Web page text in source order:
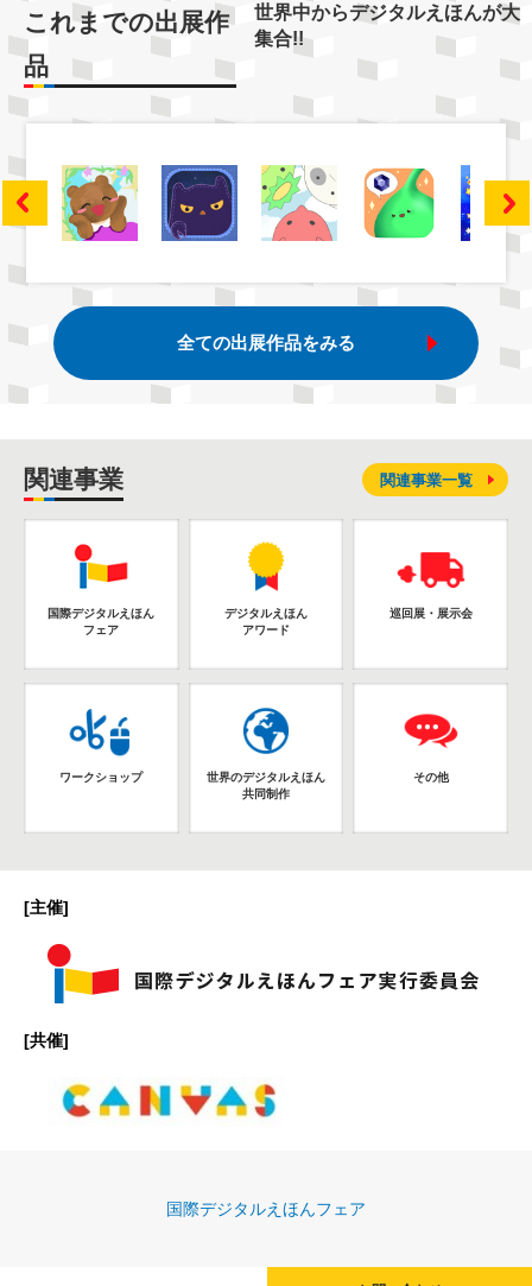
これまでの出展作
品
世界中からデジタルえほんが大
集合!!
全ての出展作品をみる
関連事業
国際デジタルえほん
フェア
デジタルえほん
アワード
巡回展・展示会
ワークショップ
世界のデジタルえほん
共同制作
その他
関連事業一覧
[主催]
[共催]
国際デジタルえほんフェア